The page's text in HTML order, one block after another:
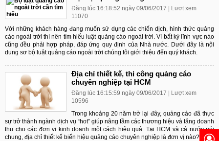
Đăng lúc 16:18:52 ngày 09/06/2017 | Lượt xem
11070
Với những khách hàng đang muốn sử dụng các chiến dịch, hình thức quảng
cáo ngoài trời thì nên tìm hiểu luật quảng cáo ngoài trời. Vì bất kỳ lĩnh vực nào
cũng đều phải hợp pháp, đáp ứng quy định của Nhà nước. Dưới đây là nội
dung sơ bộ luật quảng cáo ngoài trời chúng tôi giới thiệu đến quý khách.
Địa chỉ thiết kế, thi công quảng cáo
chuyên nghiệp tại HCM
Đăng lúc 16:15:59 ngày 09/06/2017 | Lượt xem
10596
Trong khoảng 20 năm trở lại đây, quảng cáo đã thực
sự trở thành ngành dịch vụ “hot” giúp nâng tầm các thương hiệu và tăng doanh
thu cho các đơn vi kinh doanh một cách hiệu quả. Tại HCM và cả nước nói
chung, địa chỉ thiết kế biển hiệu quảng cáo chuyên nghiệp là đơn vị nào?